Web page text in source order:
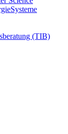
(TIB)